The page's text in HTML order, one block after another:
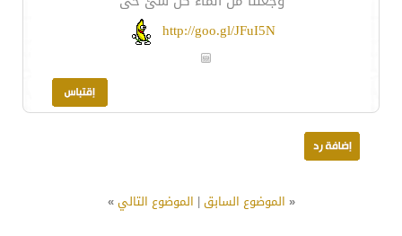
http://goo.gl/JFuI5N
« الموضوع السابق| الموضوع التالي»